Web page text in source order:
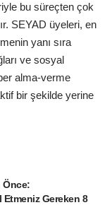
bu süreçten çok
SEYAD üyeleri, en
yanı sıra
ve sosyal
alma-verme
bir şekilde yerine
Önce:
Gereken 8